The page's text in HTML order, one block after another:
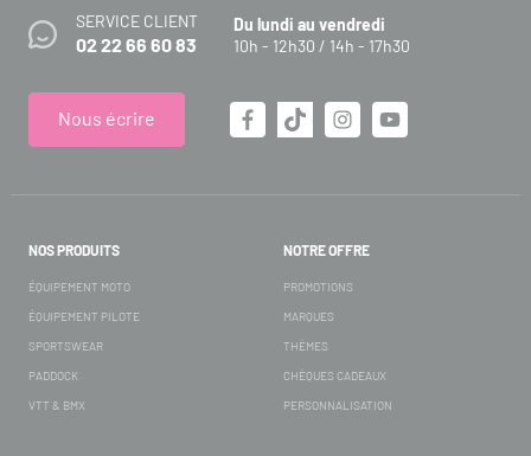
SERVICE CLIENT
02 22 66 60 83
Du lundi au vendredi
10h - 12h30 / 14h - 17h30
Nous écrire
NOS PRODUITS
ÉQUIPEMENT MOTO
ÉQUIPEMENT PILOTE
SPORTSWEAR
PADDOCK
VTT & BMX
NOTRE OFFRE
PROMOTIONS
MARQUES
THÈMES
CHÈQUES CADEAUX
PERSONNALISATION